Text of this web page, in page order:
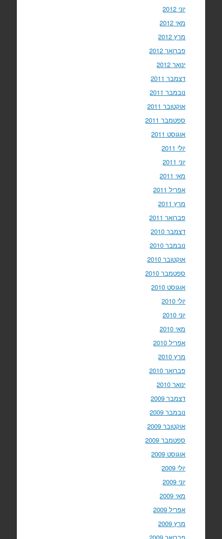
יוני 2012
מאי 2012
מרץ 2012
פברואר 2012
ינואר 2012
דצמבר 2011
נובמבר 2011
אוקטובר 2011
ספטמבר 2011
אוגוסט 2011
יולי 2011
יוני 2011
מאי 2011
אפריל 2011
מרץ 2011
פברואר 2011
דצמבר 2010
נובמבר 2010
אוקטובר 2010
ספטמבר 2010
אוגוסט 2010
יולי 2010
יוני 2010
מאי 2010
אפריל 2010
מרץ 2010
פברואר 2010
ינואר 2010
דצמבר 2009
נובמבר 2009
אוקטובר 2009
ספטמבר 2009
אוגוסט 2009
יולי 2009
יוני 2009
מאי 2009
אפריל 2009
מרץ 2009